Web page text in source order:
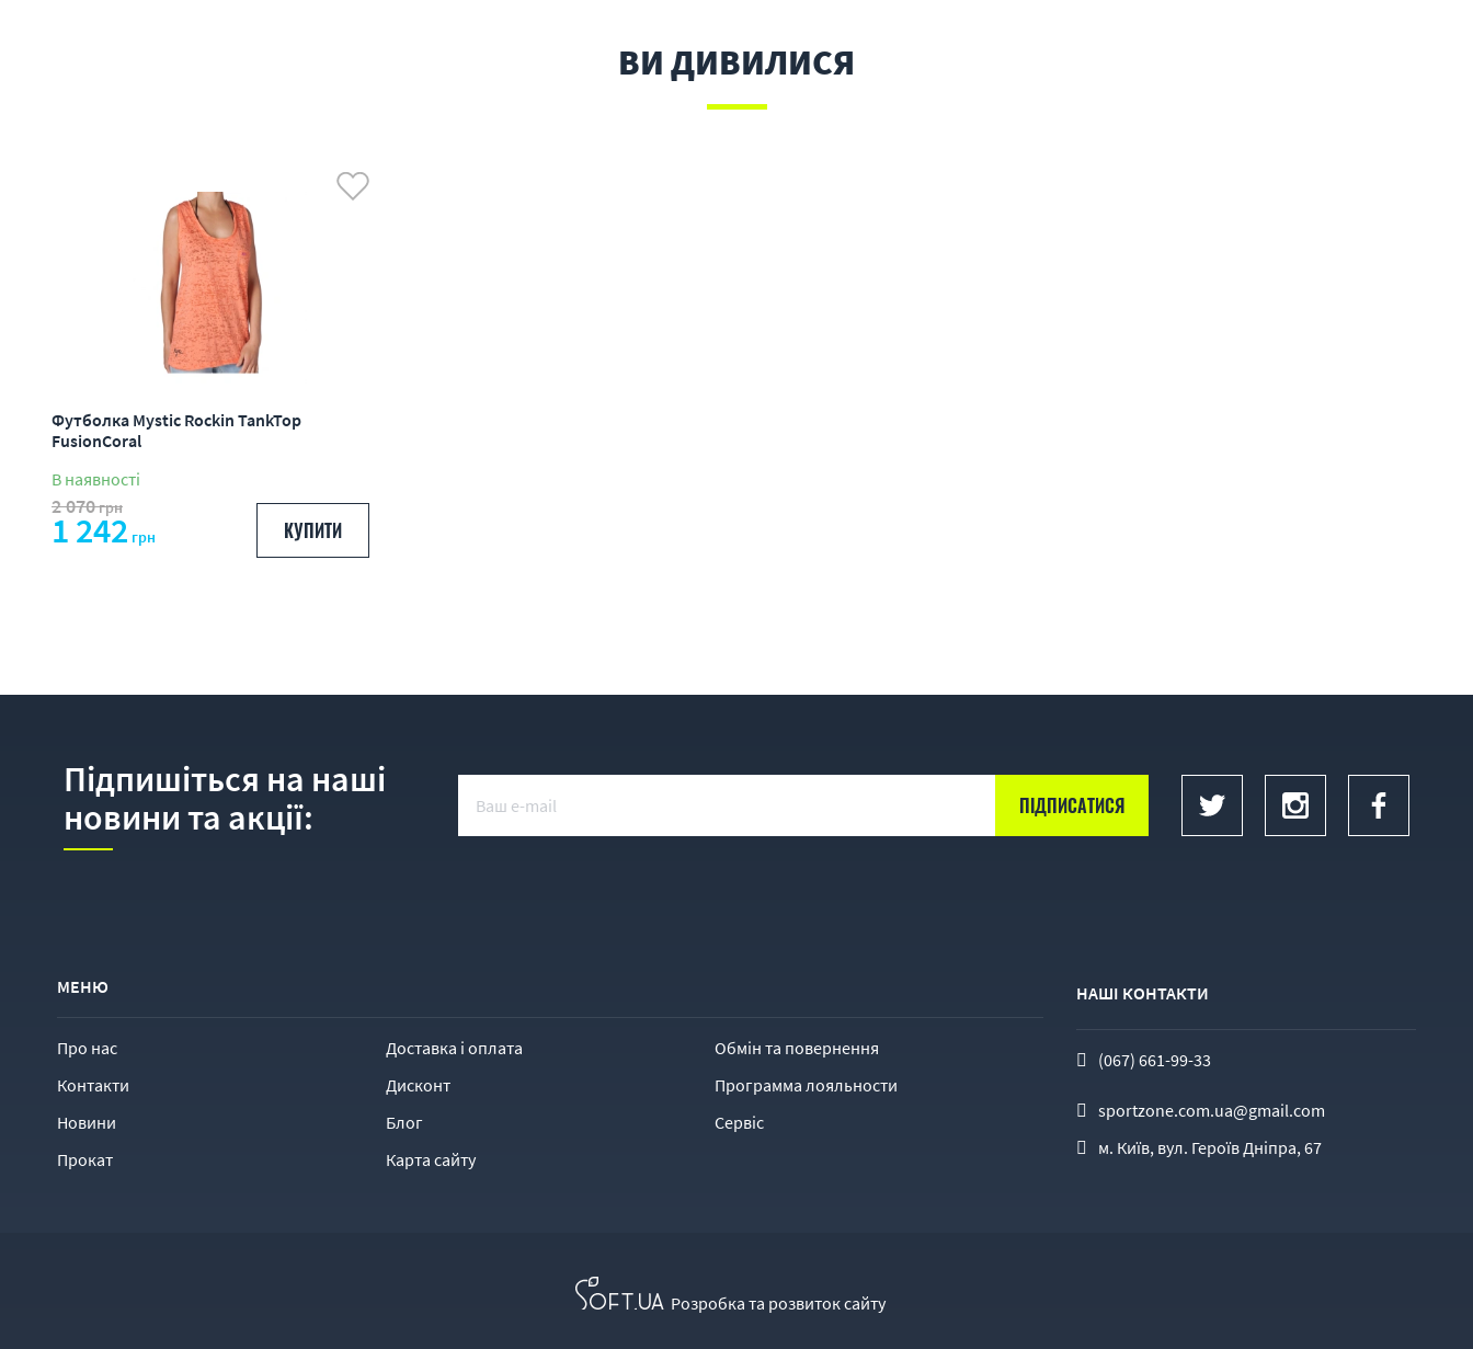
ВИ ДИВИЛИСЯ
Футболка Mystic Rockin TankTop
FusionCoral
В наявності
2 070грн
1 242 грн КУПИТИ
Підпишіться на наші
новини та акції:
МЕНЮ
Про нас Доставка і оплата
Обмін та повернення
Контакти
Дисконт
Программа лояльности
Новини
Блог
Сервіс
Прокат
Карта сайту
НАШІ КОНТАКТИ
(067) 661-99-33
sportzone.com.ua@gmail.com
м. Київ, вул. Героїв Дніпра, 67
Розробка та розвиток сайту